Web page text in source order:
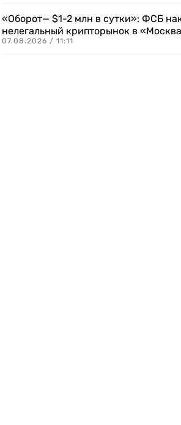
«Оборот— $1-2 млн в сутки»: ФСБ
нелегальный крипторынок в
07.08.2026 / 11:11